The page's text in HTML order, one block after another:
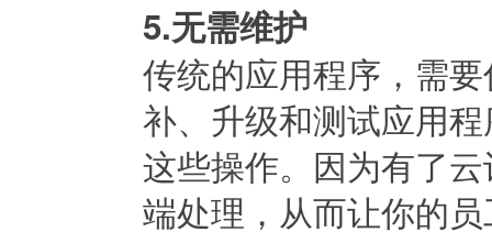
5.无需维护
传统的应用程序，需
补、升级和测试应用
这些操作。因为有了
端处理，从而让你的